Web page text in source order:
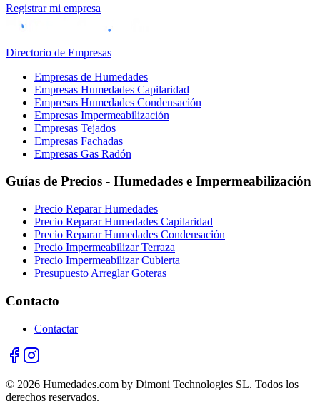
Registrar mi empresa
Directorio de Empresas
Empresas de Humedades
Empresas Humedades Capilaridad
Empresas Humedades Condensación
Empresas Impermeabilización
Empresas Tejados
Empresas Fachadas
Empresas Gas Radón
Guías de Precios - Humedades e Impermeabilización
Precio Reparar Humedades
Precio Reparar Humedades Capilaridad
Precio Reparar Humedades Condensación
Precio Impermeabilizar Terraza
Precio Impermeabilizar Cubierta
Presupuesto Arreglar Goteras
Contacto
Contactar
© 2026 Humedades.com by Dimoni Technologies SL. Todos los
derechos reservados.